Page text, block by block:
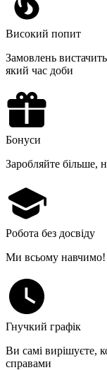
Високий попит
Замовлень
який час доби
Бонуси
Заробляйте більше,
Робота без досвіду
Ми всьому навчимо!
Гнучкий графік
Ви самі вирішуєте,
справами